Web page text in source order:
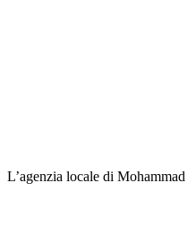
L’agenzia locale di Mohammad